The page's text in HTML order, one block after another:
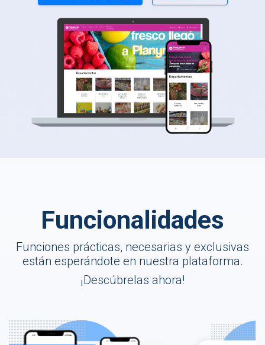
Funcionalidades
Funciones prácticas, necesarias y exclusivas
están esperándote en nuestra plataforma.
¡Descúbrelas ahora!